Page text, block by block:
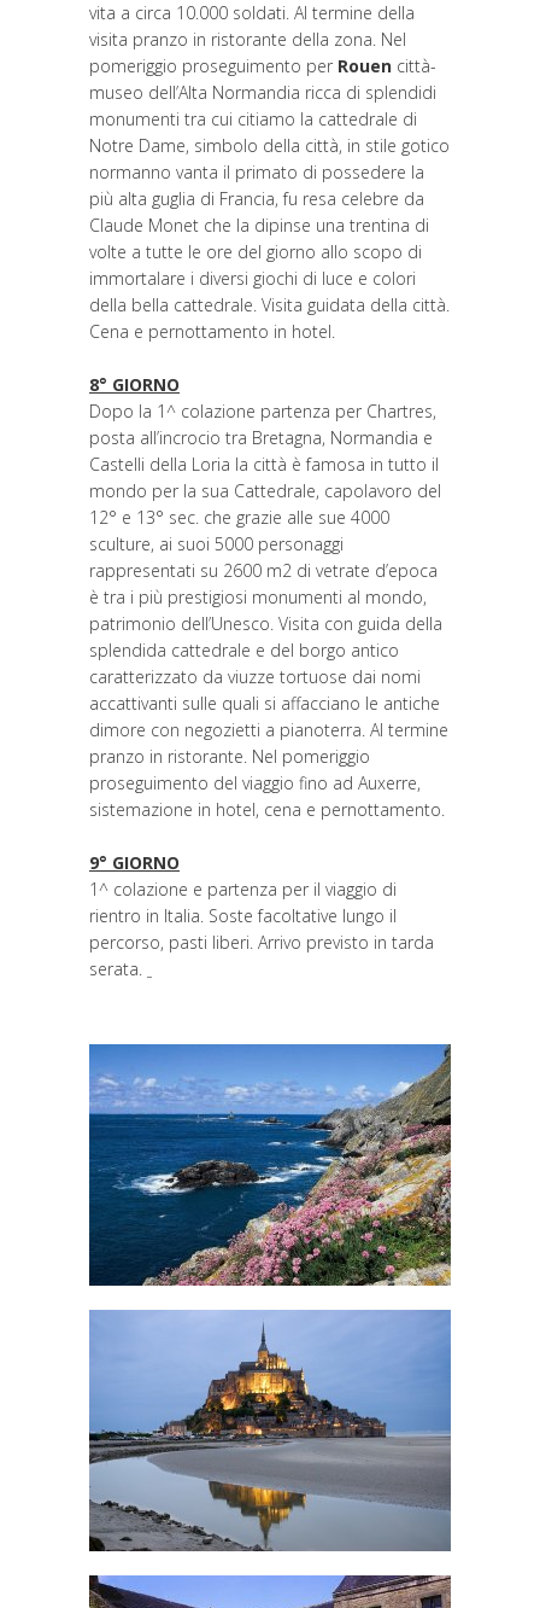
vita a circa 10.000 soldati. Al termine della
visita pranzo in ristorante della zona. Nel
pomeriggio proseguimento per Rouen città-
museo dell’Alta Normandia ricca di splendidi
monumenti tra cui citiamo la cattedrale di
Notre Dame, simbolo della città, in stile gotico
normanno vanta il primato di possedere la
più alta guglia di Francia, fu resa celebre da
Claude Monet che la dipinse una trentina di
volte a tutte le ore del giorno allo scopo di
immortalare i diversi giochi di luce e colori
della bella cattedrale. Visita guidata della città.
Cena e pernottamento in hotel.
8° GIORNO
Dopo la 1^ colazione partenza per Chartres,
posta all’incrocio tra Bretagna, Normandia e
Castelli della Loria la città è famosa in tutto il
mondo per la sua Cattedrale, capolavoro del
12° e 13° sec. che grazie alle sue 4000
sculture, ai suoi 5000 personaggi
rappresentati su 2600 m2 di vetrate d’epoca
è tra i più prestigiosi monumenti al mondo,
patrimonio dell’Unesco. Visita con guida della
splendida cattedrale e del borgo antico
caratterizzato da viuzze tortuose dai nomi
accattivanti sulle quali si affacciano le antiche
dimore con negozietti a pianoterra. Al termine
pranzo in ristorante. Nel pomeriggio
proseguimento del viaggio fino ad Auxerre,
sistemazione in hotel, cena e pernottamento.
9° GIORNO
1^ colazione e partenza per il viaggio di
rientro in Italia. Soste facoltative lungo il
percorso, pasti liberi. Arrivo previsto in tarda
serata.